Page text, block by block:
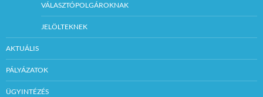
VÁLASZTÓPOLGÁROKNAK
JELÖLTEKNEK
AKTUÁLIS
PÁLYÁZATOK
ÜGYINTÉZÉS